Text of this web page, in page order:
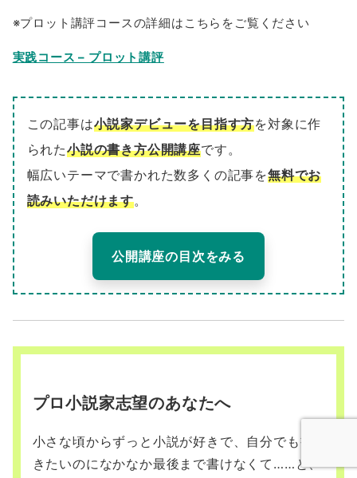
※プロット講評コースの詳細はこちらをご覧ください
実践コース – プロット講評
この記事は小説家デビューを目指す方を対象に作
られた小説の書き方公開講座です。
幅広いテーマで書かれた数多くの記事を無料でお
読みいただけます。
公開講座の目次をみる
プロ小説家志望のあなたへ
小さな頃からずっと小説が好きで、自分でも書
きたいのになかなか最後まで書けなくて……と、